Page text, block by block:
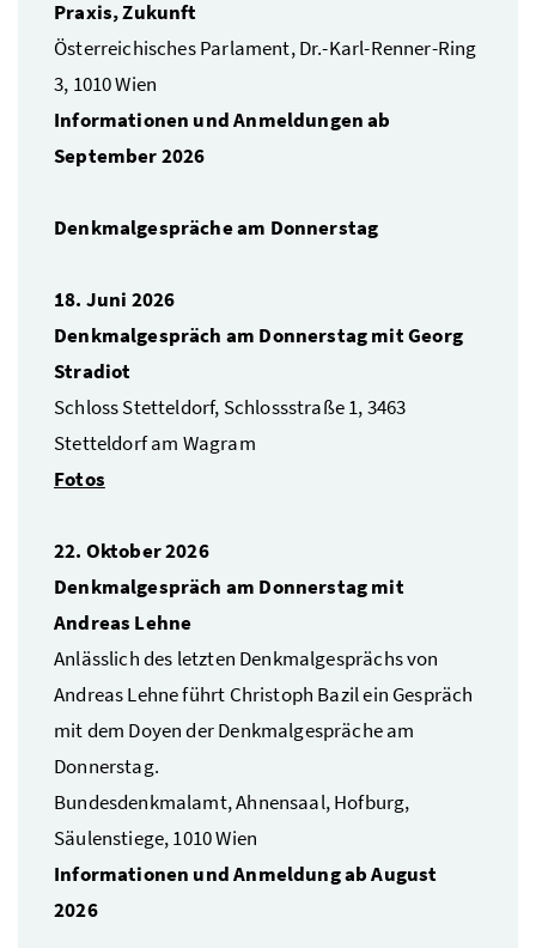
Praxis, Zukunft
Österreichisches Parlament, Dr.-Karl-Renner-Ring
3, 1010 Wien
Informationen und Anmeldungen ab
September 2026
Denkmalgespräche am Donnerstag
18. Juni 2026
Denkmalgespräch am Donnerstag mit Georg
Stradiot
Schloss Stetteldorf, Schlossstraße 1, 3463
Stetteldorf am Wagram
Fotos
22. Oktober 2026
Denkmalgespräch am Donnerstag mit
Andreas Lehne
Anlässlich des letzten Denkmalgesprächs von
Andreas Lehne führt Christoph Bazil ein Gespräch
mit dem Doyen der Denkmalgespräche am
Donnerstag.
Bundesdenkmalamt, Ahnensaal, Hofburg,
Säulenstiege, 1010 Wien
Informationen und Anmeldung ab August
2026